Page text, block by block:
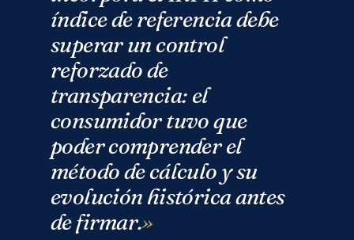
índice de referencia debe
superar un control
reforzado de
transparencia: el
consumidor tuvo que
poder comprender el
método de cálculo y su
evolución histórica antes
de firmar.